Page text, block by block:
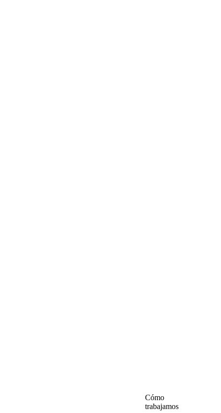
Cómo
trabajamos